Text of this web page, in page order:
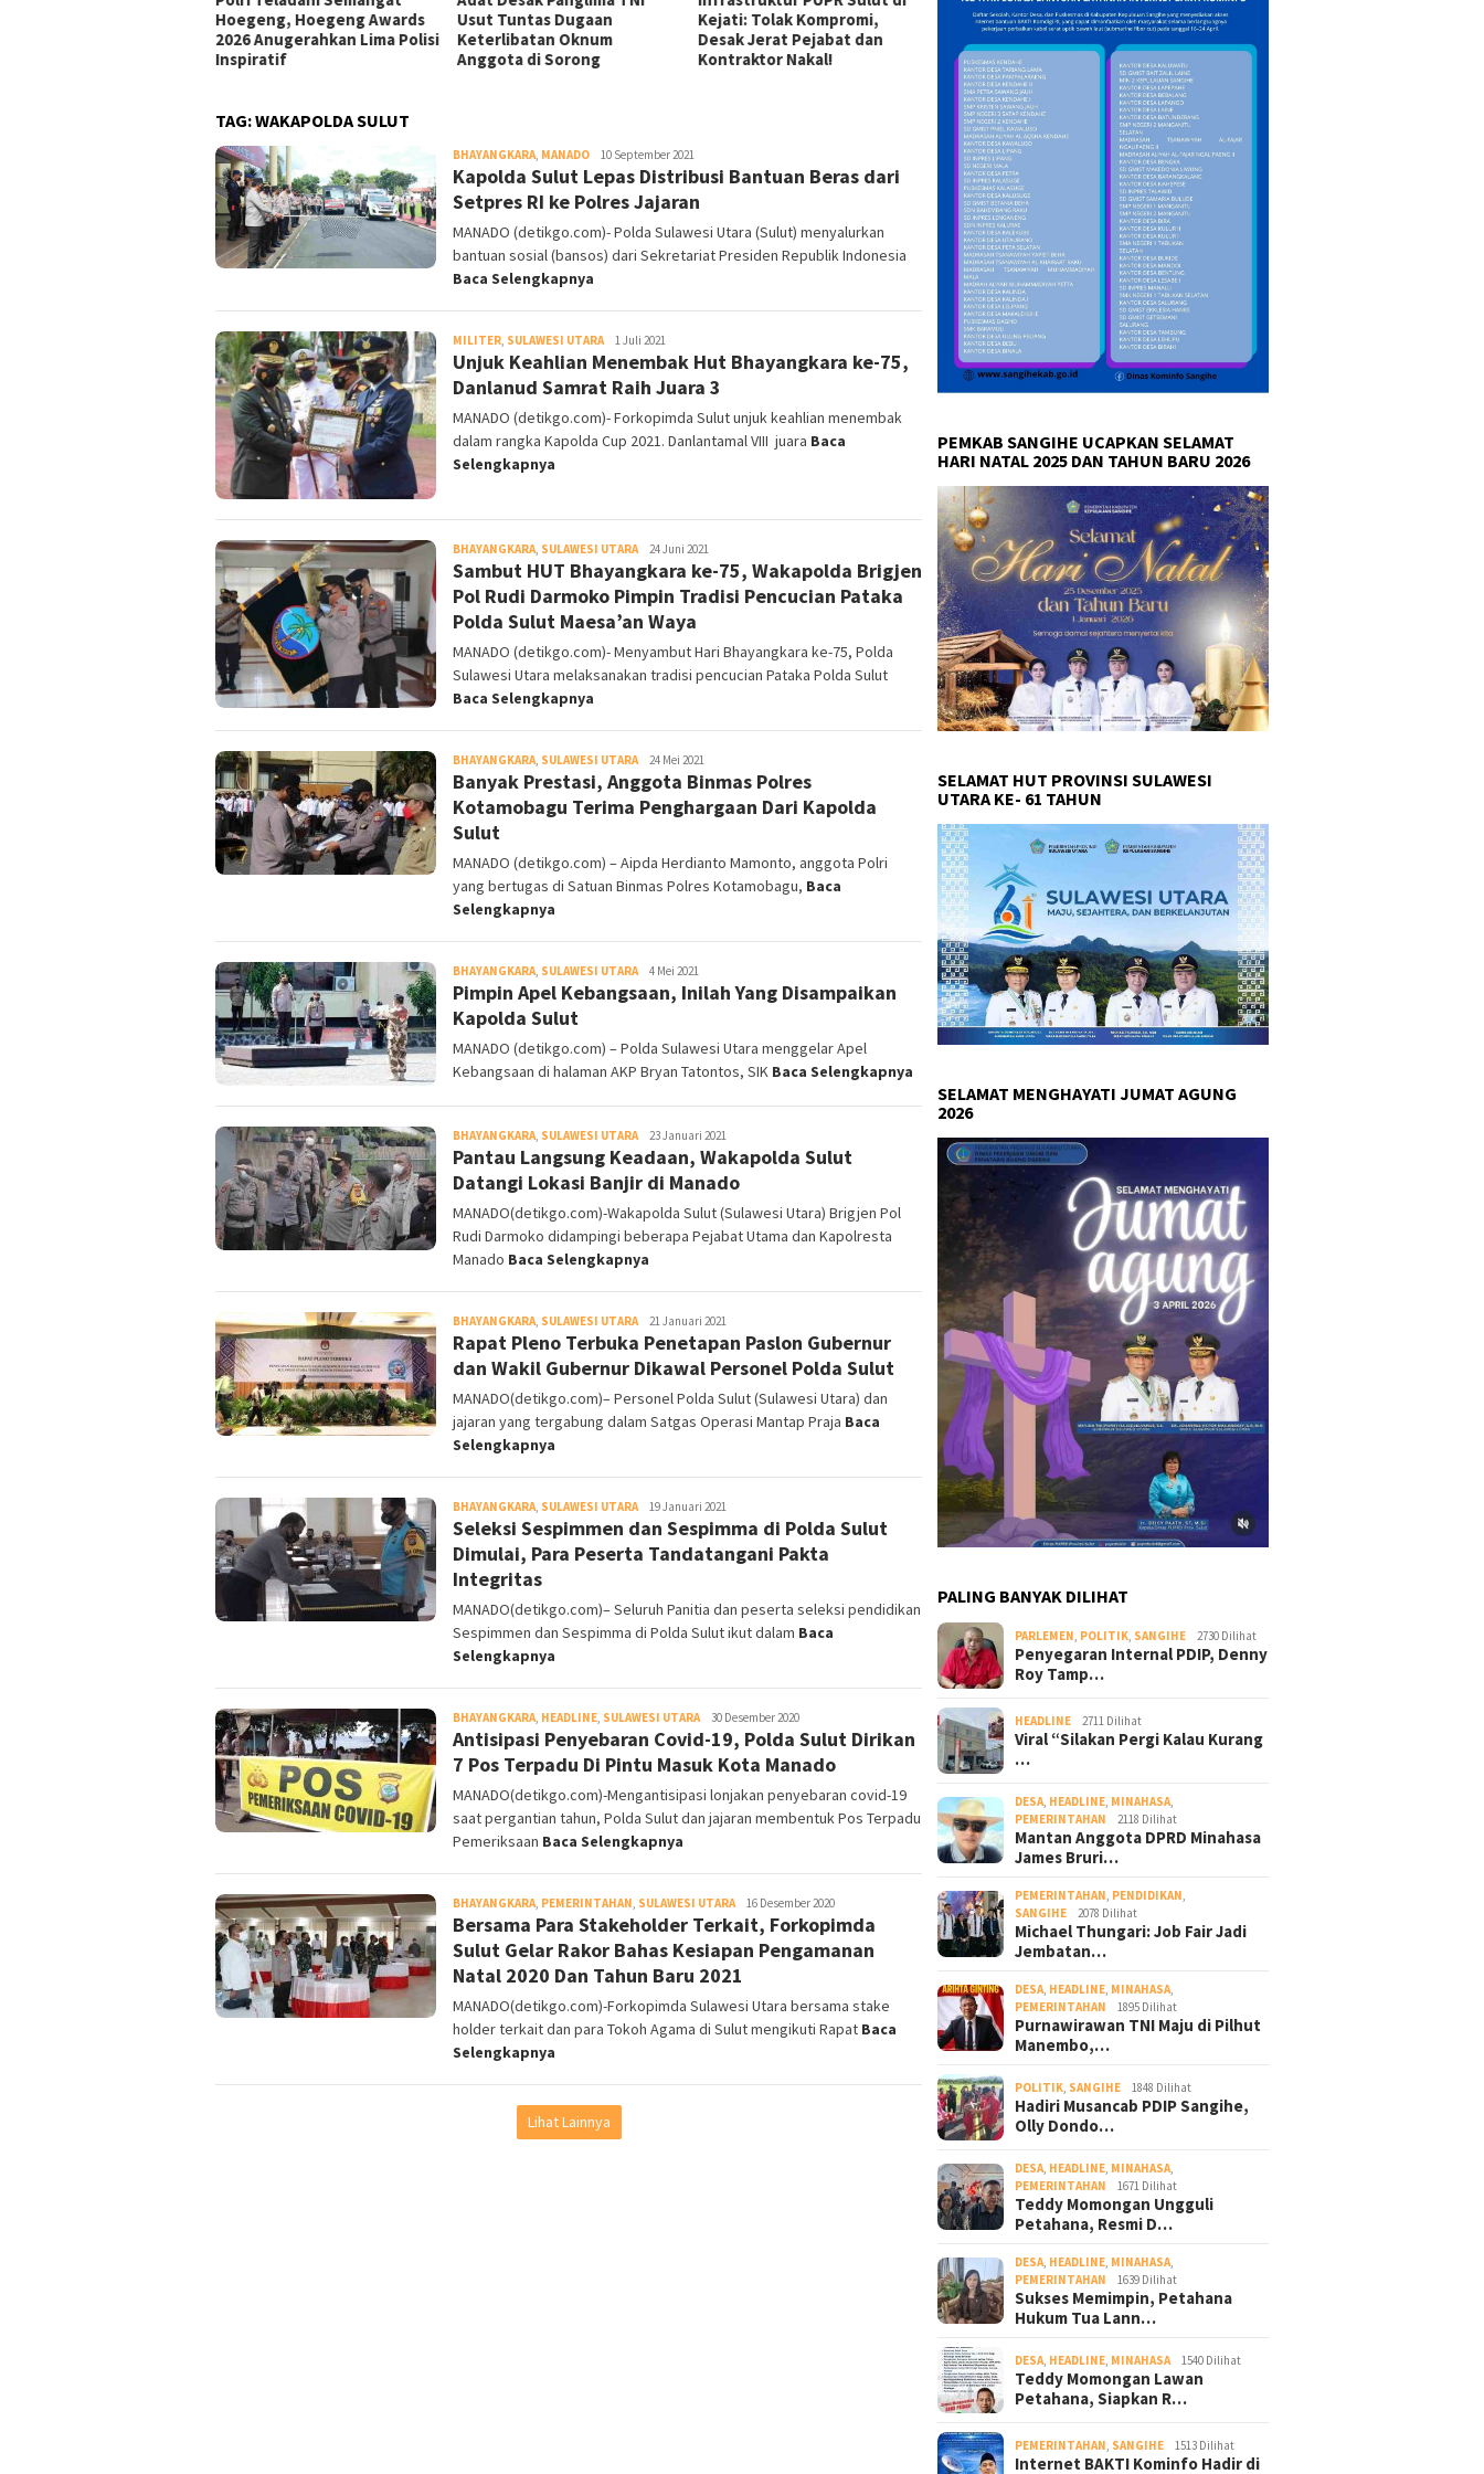
Hoegeng, Hoegeng Awards
2026 Anugerahkan Lima Polisi
Inspiratif
Usut Tuntas Dugaan
Keterlibatan Oknum
Anggota di Sorong
Kejati: Tolak Kompromi,
Desak Jerat Pejabat dan
Kontraktor Nakal!
Miliar, PT SMB Sepakat Bayar
Bertahap dalam 12 Bulan
Kapolres Boltim: Semua
Kasus Ada Prosedur
Hukumnya
TAG:WAKAPOLDA SULUT
BHAYANGKARA MANADO detikgo
10 September 2021
Kapolda Sulut Lepas Distribusi Bantuan Beras dari
Setpres RI ke Polres Jajaran
MANADO (detikgo.com)- Polda Sulawesi Utara (Sulut) menyalurkan
bantuan sosial (bansos) dari Sekretariat Presiden Republik Indonesia
Baca Selengkapnya
MILITER SULAWESI UTARA detikgo
1 Juli 2021
Unjuk Keahlian Menembak Hut Bhayangkara ke-75,
Danlanud Samrat Raih Juara 3
MANADO (detikgo.com)- Forkopimda Sulut unjuk keahlian menembak
dalam rangka Kapolda Cup 2021. Danlantamal VIII juara Baca
Selengkapnya
BHAYANGKARA SULAWESI UTARA detikgo
24 Juni 2021
Sambut HUT Bhayangkara ke-75, Wakapolda Brigjen
Pol Rudi Darmoko Pimpin Tradisi Pencucian Pataka
Polda Sulut Maesa’an Waya
MANADO (detikgo.com)- Menyambut Hari Bhayangkara ke-75, Polda
Sulawesi Utara melaksanakan tradisi pencucian Pataka Polda Sulut
Baca Selengkapnya
BHAYANGKARA SULAWESI UTARA detikgo
24 Mei 2021
Banyak Prestasi, Anggota Binmas Polres
Kotamobagu Terima Penghargaan Dari Kapolda
Sulut
MANADO (detikgo.com) – Aipda Herdianto Mamonto, anggota Polri
yang bertugas di Satuan Binmas Polres Kotamobagu, Baca
Selengkapnya
BHAYANGKARA SULAWESI UTARA detikgo
4 Mei 2021
Pimpin Apel Kebangsaan, Inilah Yang Disampaikan
Kapolda Sulut
MANADO (detikgo.com) – Polda Sulawesi Utara menggelar Apel
Kebangsaan di halaman AKP Bryan Tatontos, SIK Baca Selengkapnya
BHAYANGKARA SULAWESI UTARA DetikGo
23 Januari 2021
Pantau Langsung Keadaan, Wakapolda Sulut
Datangi Lokasi Banjir di Manado
MANADO(detikgo.com)-Wakapolda Sulut (Sulawesi Utara) Brigjen Pol
Rudi Darmoko didampingi beberapa Pejabat Utama dan Kapolresta
Manado Baca Selengkapnya
BHAYANGKARA SULAWESI UTARA DetikGo
21 Januari 2021
Rapat Pleno Terbuka Penetapan Paslon Gubernur
dan Wakil Gubernur Dikawal Personel Polda Sulut
MANADO(detikgo.com)– Personel Polda Sulut (Sulawesi Utara) dan
jajaran yang tergabung dalam Satgas Operasi Mantap Praja Baca
Selengkapnya
BHAYANGKARA SULAWESI UTARA DetikGo
19 Januari 2021
Seleksi Sespimmen dan Sespimma di Polda Sulut
Dimulai, Para Peserta Tandatangani Pakta
Integritas
MANADO(detikgo.com)– Seluruh Panitia dan peserta seleksi pendidikan
Sespimmen dan Sespimma di Polda Sulut ikut dalam Baca
Selengkapnya
BHAYANGKARA HEADLINE SULAWESI UTARA detikgo
30 Desember 2020
Antisipasi Penyebaran Covid-19, Polda Sulut Dirikan
7 Pos Terpadu Di Pintu Masuk Kota Manado
MANADO(detikgo.com)-Mengantisipasi lonjakan penyebaran covid-19
saat pergantian tahun, Polda Sulut dan jajaran membentuk Pos Terpadu
Pemeriksaan Baca Selengkapnya
BHAYANGKARA PEMERINTAHAN SULAWESI UTARA detikgo
16 Desember 2020
Bersama Para Stakeholder Terkait, Forkopimda
Sulut Gelar Rakor Bahas Kesiapan Pengamanan
Natal 2020 Dan Tahun Baru 2021
MANADO(detikgo.com)-Forkopimda Sulawesi Utara bersama stake
holder terkait dan para Tokoh Agama di Sulut mengikuti Rapat Baca
Selengkapnya
Lihat Lainnya
PEMKAB SANGIHE UCAPKAN SELAMAT
HARI NATAL 2025 DAN TAHUN BARU 2026
SELAMAT HUT PROVINSI SULAWESI
UTARA KE- 61 TAHUN
SELAMAT MENGHAYATI JUMAT AGUNG
2026
PALING BANYAK DILIHAT
PARLEMEN, POLITIK, SANGIHE 2730 Dilihat
Penyegaran Internal PDIP, Denny
Roy Tamp…
HEADLINE 2711 Dilihat
Viral “Silakan Pergi Kalau Kurang
…
DESA, HEADLINE, MINAHASA,
PEMERINTAHAN
2118 Dilihat
Mantan Anggota DPRD Minahasa
James Bruri…
PEMERINTAHAN, PENDIDIKAN,
SANGIHE
2078 Dilihat
Michael Thungari: Job Fair Jadi
Jembatan…
DESA, HEADLINE, MINAHASA,
PEMERINTAHAN
1895 Dilihat
Purnawirawan TNI Maju di Pilhut
Manembo,…
POLITIK, SANGIHE 1848 Dilihat
Hadiri Musancab PDIP Sangihe,
Olly Dondo…
DESA, HEADLINE, MINAHASA,
PEMERINTAHAN
1671 Dilihat
Teddy Momongan Ungguli
Petahana, Resmi D…
DESA, HEADLINE, MINAHASA,
PEMERINTAHAN
1639 Dilihat
Sukses Memimpin, Petahana
Hukum Tua Lann…
DESA, HEADLINE, MINAHASA 1540 Dilihat
Teddy Momongan Lawan
Petahana, Siapkan R…
PEMERINTAHAN, SANGIHE 1513 Dilihat
Internet BAKTI Kominfo Hadir di